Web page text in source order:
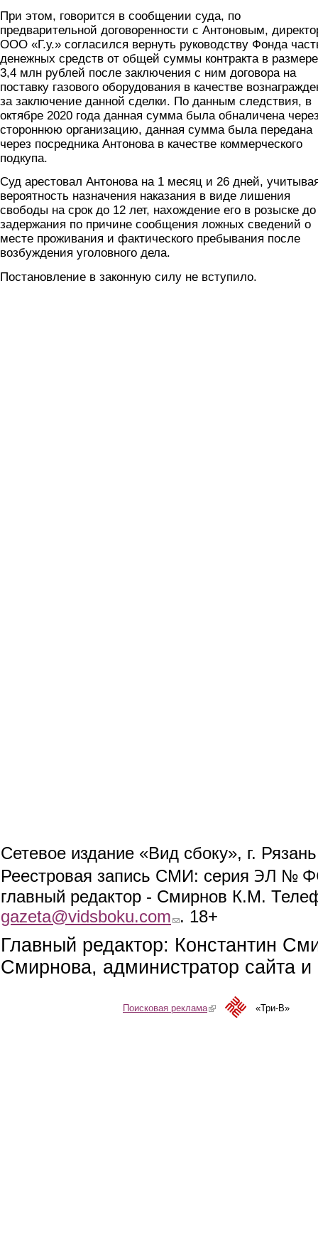
При этом, говорится в сообщении суда, по
предварительной договоренности с Антоновым,
ООО «Г.у.» согласился вернуть руководству Фонда
денежных средств от общей суммы контракта в размере
3,4 млн рублей после заключения с ним договора на
поставку газового оборудования в качестве
за заключение данной сделки. По данным следствия, в
октябре 2020 года данная сумма была обналичена
стороннюю организацию, данная сумма была передана
через посредника Антонова в качестве коммерческого
подкупа.
Суд арестовал Антонова на 1 месяц и 26 дней,
вероятность назначения наказания в виде лишения
свободы на срок до 12 лет, нахождение его в розыске до
задержания по причине сообщения ложных сведений о
месте проживания и фактического пребывания после
возбуждения уголовного дела.
Постановление в законную силу не вступило.
Сетевое издание «Вид сбоку», г.
Реестровая запись СМИ: серия ЭЛ №
главный редактор - Смирнов К.М.
gazeta@vidsboku.com (link sends e-mail)
. 18+
Главный редактор: Константин
Смирнова, администратор сайта
Поисковая реклама(link is external)«Три-В»